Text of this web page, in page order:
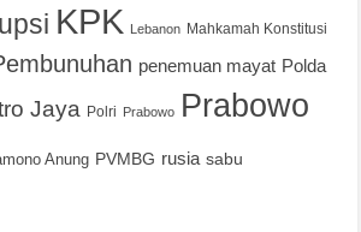
KPK Lebanon Mahkamah Konstitusi
penemuan mayat Polda
Jaya Polri Prabowo Prabowo
Anung PVMBG rusia sabu